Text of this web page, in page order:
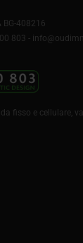
BG-408216
803 -
fisso e cellulare,